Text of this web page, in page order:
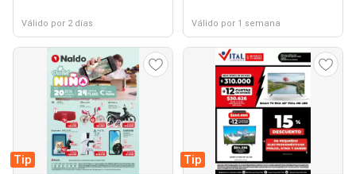
Válido por 2 días Válido por 1 semana
Tip Tip